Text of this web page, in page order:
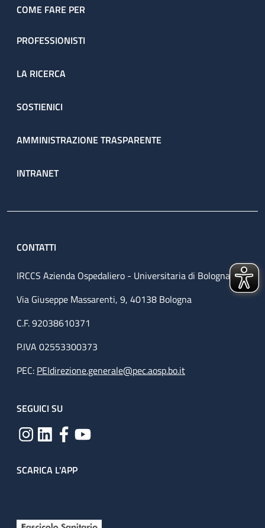
COME FARE PER
PROFESSIONISTI
LA RICERCA
SOSTIENICI
AMMINISTRAZIONE TRASPARENTE
INTRANET
CONTATTI
IRCCS Azienda Ospedaliero - Universitaria di Bologna
Via Giuseppe Massarenti, 9, 40138 Bologna
C.F. 92038610371
P.IVA 02553300373
PEC: PEIdirezione.generale@pec.aosp.bo.it
SEGUICI SU
SCARICA L'APP